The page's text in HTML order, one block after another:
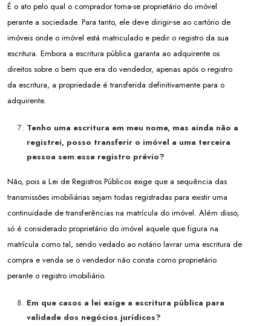
É o ato pelo qual o comprador torna-se proprietário do imóvel
perante a sociedade. Para tanto, ele deve dirigir-se ao cartório de
imóveis onde o imóvel está matriculado e pedir o registro da sua
escritura. Embora a escritura pública garanta ao adquirente os
direitos sobre o bem que era do vendedor, apenas após o registro
da escritura, a propriedade é transferida definitivamente para o
adquirente.
Tenho uma escritura em meu nome, mas ainda não a
registrei, posso transferir o imóvel a uma terceira
pessoa sem esse registro prévio?
Não, pois a Lei de Registros Públicos exige que a sequência das
transmissões imobiliárias sejam todas registradas para existir uma
continuidade de transferências na matrícula do imóvel. Além disso,
só é considerado proprietário do imóvel aquele que figura na
matrícula como tal, sendo vedado ao notário lavrar uma escritura de
compra e venda se o vendedor não consta como proprietário
perante o registro imobiliário.
Em que casos a lei exige a escritura pública para
validade dos negócios jurídicos?